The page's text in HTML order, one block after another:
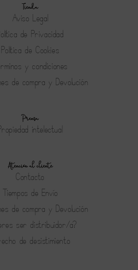
Tienda
Aviso Legal
de Privacidad
Política de Cookies
y condiciones
de compra y Devolución
Prensa
intelectual
Atención al cliente
Contacto
Tiempos de Envío
de compra y Devolución
ser distribuidor/a?
de desistimiento